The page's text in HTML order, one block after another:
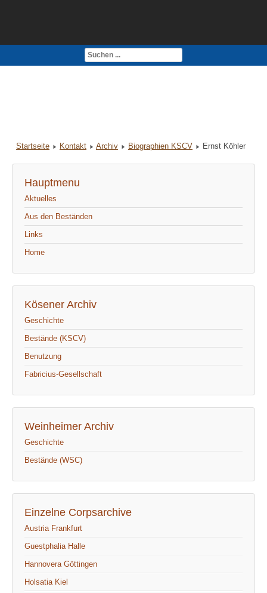
Impressum
Startseite Kontakt Archiv Biographien KSCV Ernst Köhler
Hauptmenu
Aktuelles
Aus den Beständen
Links
Home
Kösener Archiv
Geschichte
Bestände (KSCV)
Benutzung
Fabricius-Gesellschaft
Weinheimer Archiv
Geschichte
Bestände (WSC)
Einzelne Corpsarchive
Austria Frankfurt
Guestphalia Halle
Hannovera Göttingen
Holsatia Kiel